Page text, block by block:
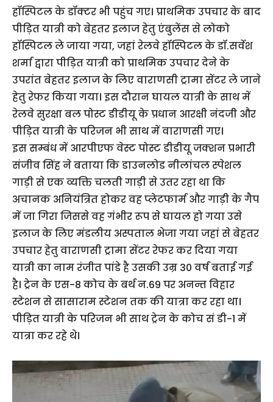
हॉस्पिटल के डॉक्टर भी पहुंच गए। प्राथमिक उपचार के बाद
पीड़ित यात्री को बेहतर इलाज हेतु एंबुलेंस से लोको
हॉस्पिटल ले जाया गया, जहां रेलवे हॉस्पिटल के डॉ.सर्वेश
शर्मा द्वारा पीड़ित यात्री को प्राथमिक उपचार देने के
उपरांत बेहतर इलाज के लिए वाराणसी ट्रामा सेंटर ले जाने
हेतु रेफर किया गया। इस दौरान घायल यात्री के साथ में
रेलवे सुरक्षा बल पोस्ट डीडीयू के प्रधान आरक्षी नंदजी और
पीड़ित यात्री के परिजन भी साथ में वाराणसी गए।
इस सम्बंध में आरपीएफ वेस्ट पोस्ट डीडीयू जक्शन प्रभारी
संजीव सिंह ने बताया कि डाउनलोड नीलांचल स्पेशल
गाड़ी से एक व्यक्ति चलती गाड़ी से उतर रहा था कि
अचानक अनियंत्रित होकर वह प्लेटफार्म और गाड़ी के गैप
में जा गिरा जिससे वह गंभीर रूप से घायल हो गया उसे
इलाज के लिए मंडलीय अस्पताल भेजा गया जहां से बेहतर
उपचार हेतु वाराणसी ट्रामा सेंटर रेफर कर दिया गया
यात्री का नाम रंजीत पांडे है उसकी उम्र 30 वर्ष बताई गई
है। ट्रेन के एस-8 कोच के बर्थ न.69 पर अनन्त विहार
स्टेशन से सासाराम स्टेशन तक की यात्रा कर रहा था।
पीड़ित यात्री के परिजन भी साथ ट्रेन के कोच सं डी-1 में
यात्रा कर रहे थे।